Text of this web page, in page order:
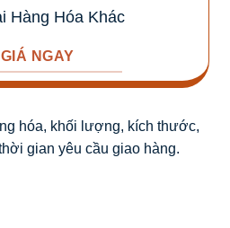
Hàng Hóa Khác
NGAY
hóa, khối lượng, kích thước,
gian yêu cầu giao hàng.